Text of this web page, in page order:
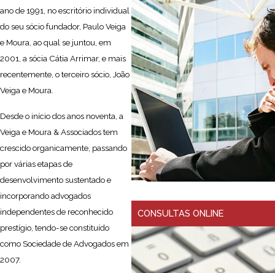
ano de 1991, no escritório individual
do seu sócio fundador, Paulo Veiga
e Moura, ao qual se juntou, em
2001, a sócia Cátia Arrimar, e mais
recentemente, o terceiro sócio, João
Veiga e Moura.
Desde o início dos anos noventa, a
Veiga e Moura & Associados tem
crescido organicamente, passando
por várias etapas de
desenvolvimento sustentado e
incorporando advogados
independentes de reconhecido
prestígio, tendo-se constituído
como Sociedade de Advogados em
2007.
CONSULTAS ONLINE